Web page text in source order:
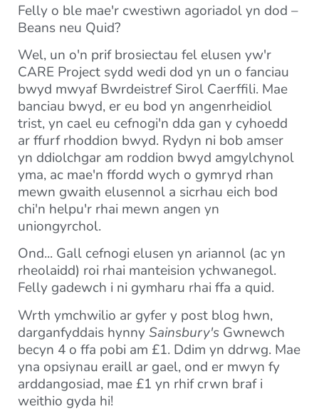
Felly o ble mae'r cwestiwn agoriadol yn dod –
Beans neu Quid?
Wel, un o'n prif brosiectau fel elusen yw'r
CARE Project sydd wedi dod yn un o fanciau
bwyd mwyaf Bwrdeistref Sirol Caerffili. Mae
banciau bwyd, er eu bod yn angenrheidiol
trist, yn cael eu cefnogi'n dda gan y cyhoedd
ar ffurf rhoddion bwyd. Rydyn ni bob amser
yn ddiolchgar am roddion bwyd amgylchynol
yma, ac mae'n ffordd wych o gymryd rhan
mewn gwaith elusennol a sicrhau eich bod
chi'n helpu'r rhai mewn angen yn
uniongyrchol.
Ond... Gall cefnogi elusen yn ariannol (ac yn
rheolaidd) roi rhai manteision ychwanegol.
Felly gadewch i ni gymharu rhai ffa a quid.
Wrth ymchwilio ar gyfer y post blog hwn,
darganfyddais hynnySainsbury's Gwnewch
becyn 4 o ffa pobi am £1. Ddim yn ddrwg. Mae
yna opsiynau eraill ar gael, ond er mwyn fy
arddangosiad, mae £1 yn rhif crwn braf i
weithio gyda hi!